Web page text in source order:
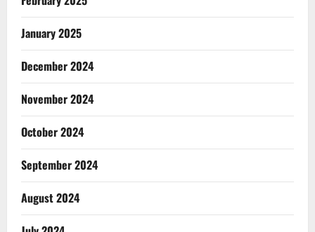
January 2025
December 2024
November 2024
October 2024
September 2024
August 2024